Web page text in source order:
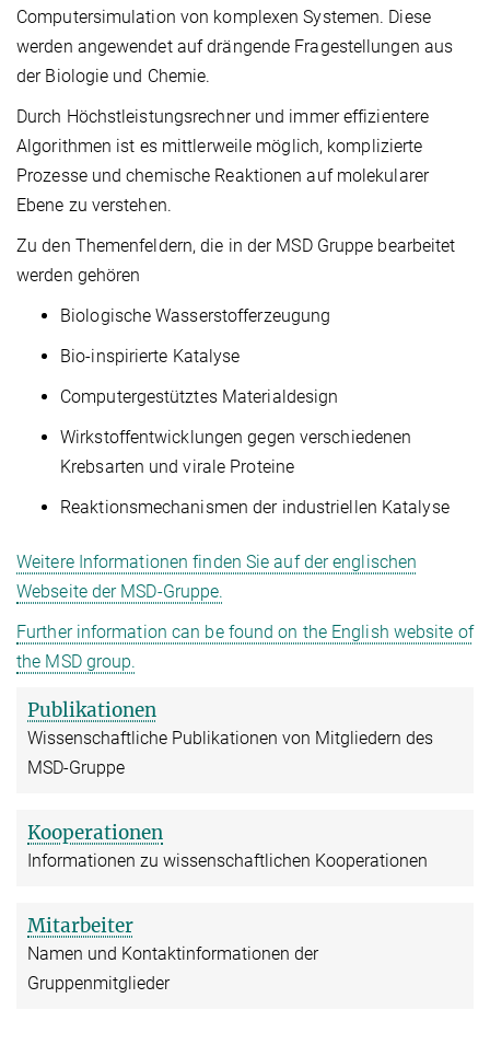
Computersimulation von komplexen Systemen. Diese
werden angewendet auf drängende Fragestellungen aus
der Biologie und Chemie.
Durch Höchstleistungsrechner und immer effizientere
Algorithmen ist es mittlerweile möglich, komplizierte
Prozesse und chemische Reaktionen auf molekularer
Ebene zu verstehen.
Zu den Themenfeldern, die in der MSD Gruppe bearbeitet
werden gehören
Biologische Wasserstofferzeugung
Bio-inspirierte Katalyse
Computergestütztes Materialdesign
Wirkstoffentwicklungen gegen verschiedenen
Krebsarten und virale Proteine
Reaktionsmechanismen der industriellen Katalyse
Weitere Informationen finden Sie auf der englischen
Webseite der MSD-Gruppe.
Further information can be found on the English website of
the MSD group.
Publikationen
Wissenschaftliche Publikationen von Mitgliedern des
MSD-Gruppe
Kooperationen
Informationen zu wissenschaftlichen Kooperationen
Mitarbeiter
Namen und Kontaktinformationen der
Gruppenmitglieder